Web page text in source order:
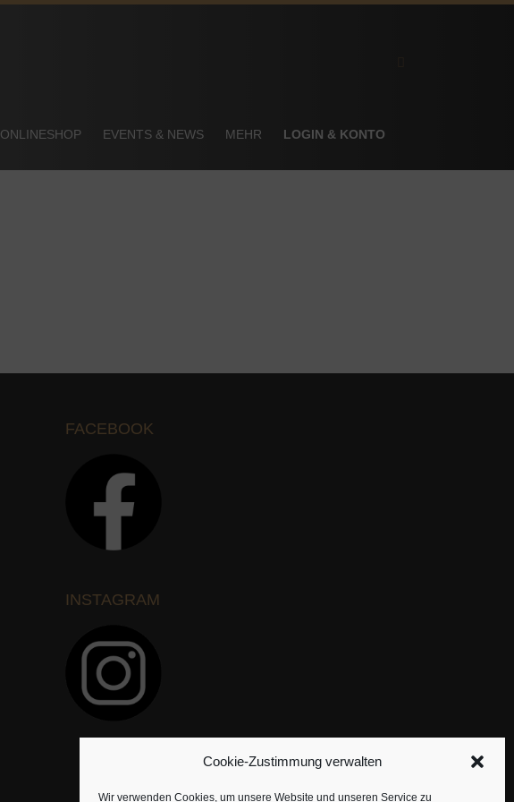
Cookie-Zustimmung verwalten
Wir verwenden Cookies, um unsere Website und unseren Service zu
ONLINESHOP EVENTS & NEWS MEHR LOGIN & KONTO
FACEBOOK
INSTAGRAM